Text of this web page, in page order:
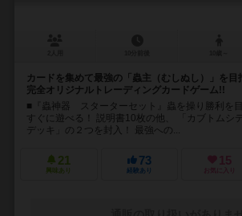
カードを集めて最強の「蟲主（むしぬし）」を目
完全オリジナルトレーディングカードゲーム!!
■『蟲神器 スターターセット』蟲を操り勝利を
すぐに遊べる！ 説明書10枚の他、 「カブトムシ
デッキ」の２つを封入！ 最強への...
21
興味あり
73
経験あり
15
お気に入り